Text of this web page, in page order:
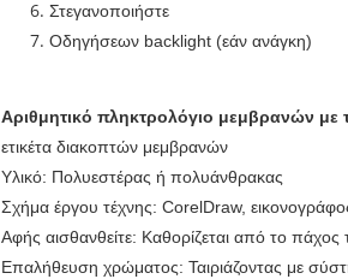
Στεγανοποιήστε
Οδηγήσεων backlight (εάν ανάγκη)
Αριθμητικό πληκτρολόγιο μεμβρανών με
ετικέτα διακοπτών μεμβρανών
Υλικό: Πολυεστέρας ή πολυάνθρακας
Σχήμα έργου τέχνης: CorelDraw,
Αφής αισθανθείτε: Καθορίζεται από το
Επαλήθευση χρώματος: Ταιριάζοντας με